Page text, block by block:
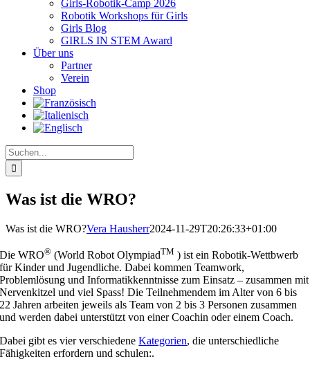
Girls-Robotik-Camp 2026
Robotik Workshops für Girls
Girls Blog
GIRLS IN STEM Award
Über uns
Partner
Verein
Shop
Suche
nach:
Was ist die WRO?
Was ist die WRO?Vera Hausherr2024-11-29T20:26:33+01:00
Die WRO® (World Robot OlympiadTM ) ist ein Robotik-Wettbwerb
für Kinder und Jugendliche. Dabei kommen Teamwork,
Problemlösung und Informatikkenntnisse zum Einsatz – zusammen mit
Nervenkitzel und viel Spass! Die Teilnehmendem im Alter von 6 bis
22 Jahren arbeiten jeweils als Team von 2 bis 3 Personen zusammen
und werden dabei unterstützt von einer Coachin oder einem Coach.
Dabei gibt es vier verschiedeneKategorien, die unterschiedliche
Fähigkeiten erfordern und schulen:.